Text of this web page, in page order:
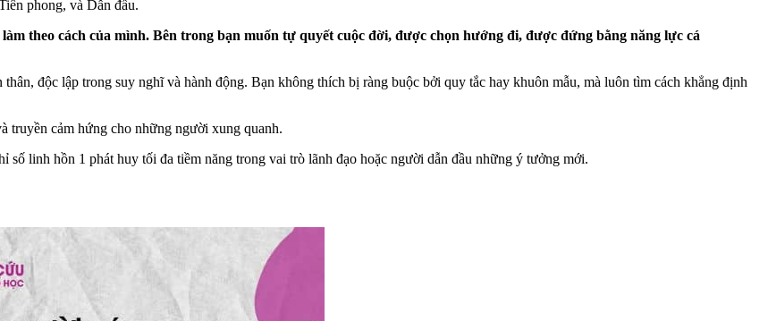
phong, và Dẫn đầu.
theo cách của mình. Bên trong bạn muốn tự quyết cuộc đời, được chọn hướng đi, được đứng bằng năng lực cá
độc lập trong suy nghĩ và hành động. Bạn không thích bị ràng buộc bởi quy tắc hay khuôn mẫu, mà luôn tìm cách khẳng định
truyền cảm hứng cho những người xung quanh.
linh hồn 1 phát huy tối đa tiềm năng trong vai trò lãnh đạo hoặc người dẫn đầu những ý tưởng mới.